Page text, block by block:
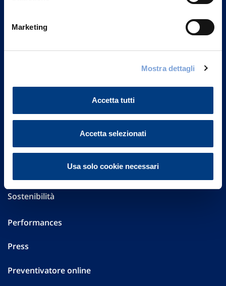
Marketing
Mostra dettagli
Accetta tutti
Accetta selezionati
Usa solo cookie necessari
Via Ignazio Gardella, 2
Governance
Investor Relations
Altre informazioni
Sostenibilità
Performances
Press
Preventivatore online